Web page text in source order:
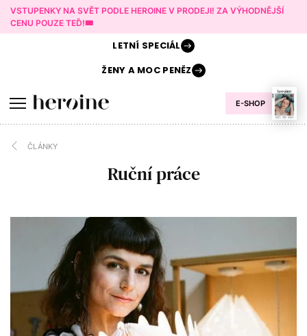
VSTUPENKY NA SVĚT PODLE HEROINE V PRODEJI! ZA VÝHODNĚJŠÍ
CENU POUZE TEĎ!🎟️
E-SHOP
LETNÍ SPECIÁL
ŽENY AMOC PENĚZ
ČLÁNKY
Ruční práce